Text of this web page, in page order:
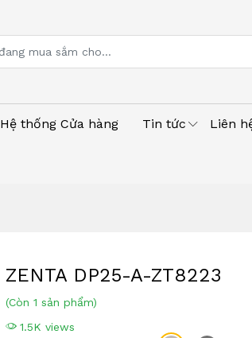
Hệ thống Cửa hàng Tin tức Liên
ZENTA DP25-A-ZT8223
(Còn 1 sản phẩm)
1.5K views